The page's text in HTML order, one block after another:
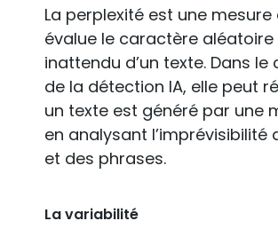
La perplexité est une mesure
évalue le caractère aléatoire
inattendu d’un texte. Dans le
de la détection IA, elle peut
un texte est généré par une
en analysant l’imprévisibilité
et des phrases.
La variabilité